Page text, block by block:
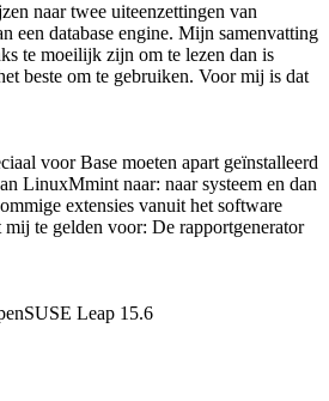
naar twee uiteenzettingen van
een database engine. Mijn samenvatting
te moeilijk zijn om te lezen dan is
beste om te gebruiken. Voor mij is dat
voor Base moeten apart geïnstalleerd
LinuxMmint naar: naar systeem en dan
extensies vanuit het software
te gelden voor: De rapportgenerator
Leap 15.6